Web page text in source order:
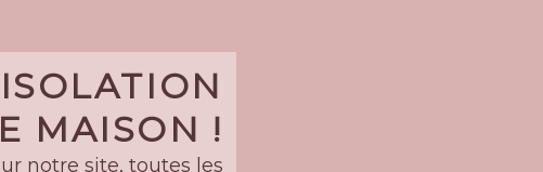
MAISON !
notre site, toutes les